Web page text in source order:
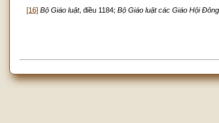
[16] Bộ Giáo luật, điều 1184; Bộ Giáo luật các Giáo Hội